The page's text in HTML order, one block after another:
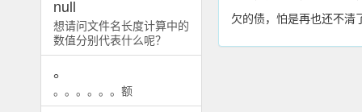
null
想请问文件名长度计算中的
数值分别代表什么呢？
。
。。。。。。额
欠的债，怕是再也还不清